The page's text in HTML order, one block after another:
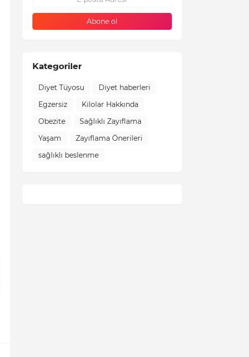
Kategoriler
Diyet Tüyosu
Diyet haberleri
Egzersiz
Kilolar Hakkında
Obezite
Sağlıklı Zayıflama
Yaşam
Zayıflama Önerileri
sağlıklı beslenme